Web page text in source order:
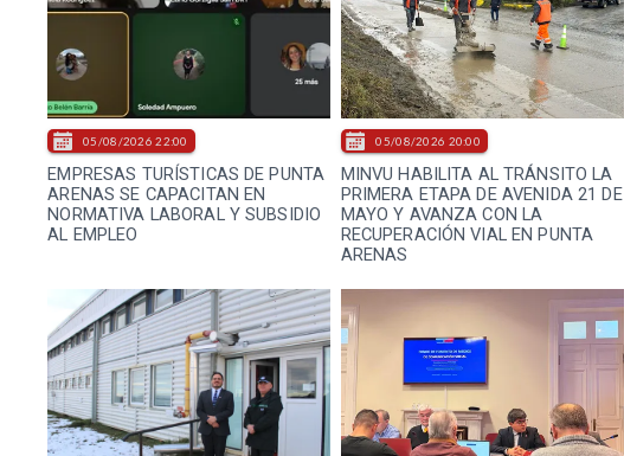
EMPRESAS TURÍSTICAS DE PUNTA
ARENAS SE CAPACITAN EN
NORMATIVA LABORAL Y SUBSIDIO
AL EMPLEO
05/08/2026 22:00
MINVU HABILITA AL TRÁNSITO LA
PRIMERA ETAPA DE AVENIDA 21 DE
MAYO Y AVANZA CON LA
RECUPERACIÓN VIAL EN PUNTA
ARENAS
05/08/2026 20:00